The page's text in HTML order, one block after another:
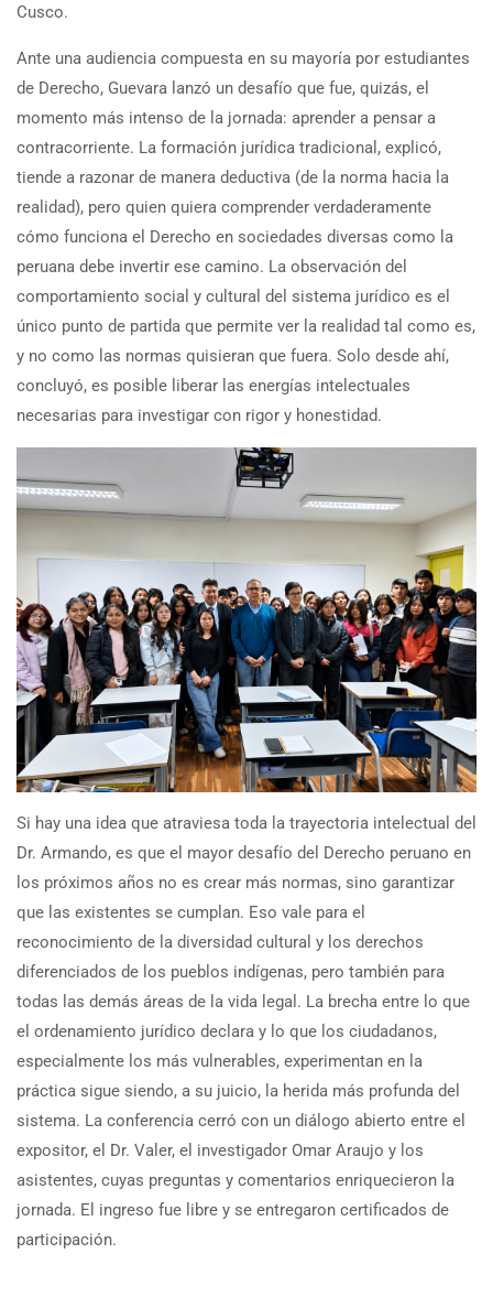
Cusco.
Ante una audiencia compuesta en su mayoría por estudiantes
de Derecho, Guevara lanzó un desafío que fue, quizás, el
momento más intenso de la jornada: aprender a pensar a
contracorriente. La formación jurídica tradicional, explicó,
tiende a razonar de manera deductiva (de la norma hacia la
realidad), pero quien quiera comprender verdaderamente
cómo funciona el Derecho en sociedades diversas como la
peruana debe invertir ese camino. La observación del
comportamiento social y cultural del sistema jurídico es el
único punto de partida que permite ver la realidad tal como es,
y no como las normas quisieran que fuera. Solo desde ahí,
concluyó, es posible liberar las energías intelectuales
necesarias para investigar con rigor y honestidad.
Si hay una idea que atraviesa toda la trayectoria intelectual del
Dr. Armando, es que el mayor desafío del Derecho peruano en
los próximos años no es crear más normas, sino garantizar
que las existentes se cumplan. Eso vale para el
reconocimiento de la diversidad cultural y los derechos
diferenciados de los pueblos indígenas, pero también para
todas las demás áreas de la vida legal. La brecha entre lo que
el ordenamiento jurídico declara y lo que los ciudadanos,
especialmente los más vulnerables, experimentan en la
práctica sigue siendo, a su juicio, la herida más profunda del
sistema. La conferencia cerró con un diálogo abierto entre el
expositor, el Dr. Valer, el investigador Omar Araujo y los
asistentes, cuyas preguntas y comentarios enriquecieron la
jornada. El ingreso fue libre y se entregaron certificados de
participación.